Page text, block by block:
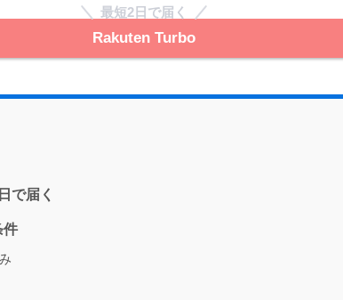
最短2日で届く
Rakuten Turbo
で届く
件